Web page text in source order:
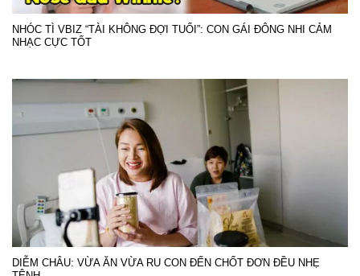
NHÓC TÌ VBIZ “TÀI KHÔNG ĐỢI TUỔI”: CON GÁI ĐÔNG NHI CẢM
NHẠC CỰC TỐT
DIỄM CHÂU: VỪA ĂN VỪA RU CON ĐẾN CHỐT ĐƠN ĐỀU NHẸ